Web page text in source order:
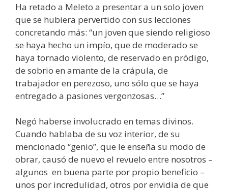
Ha retado a Meleto a presentar a un solo joven
que se hubiera pervertido con sus lecciones
concretando más: “un joven que siendo religioso
se haya hecho un impío, que de moderado se
haya tornado violento, de reservado en pródigo,
de sobrio en amante de la crápula, de
trabajador en perezoso, uno sólo que se haya
entregado a pasiones vergonzosas…”
Negó haberse involucrado en temas divinos.
Cuando hablaba de su voz interior, de su
mencionado “genio”, que le enseña su modo de
obrar, causó de nuevo el revuelo entre nosotros –
algunos en buena parte por propio beneficio –
unos por incredulidad, otros por envidia de que